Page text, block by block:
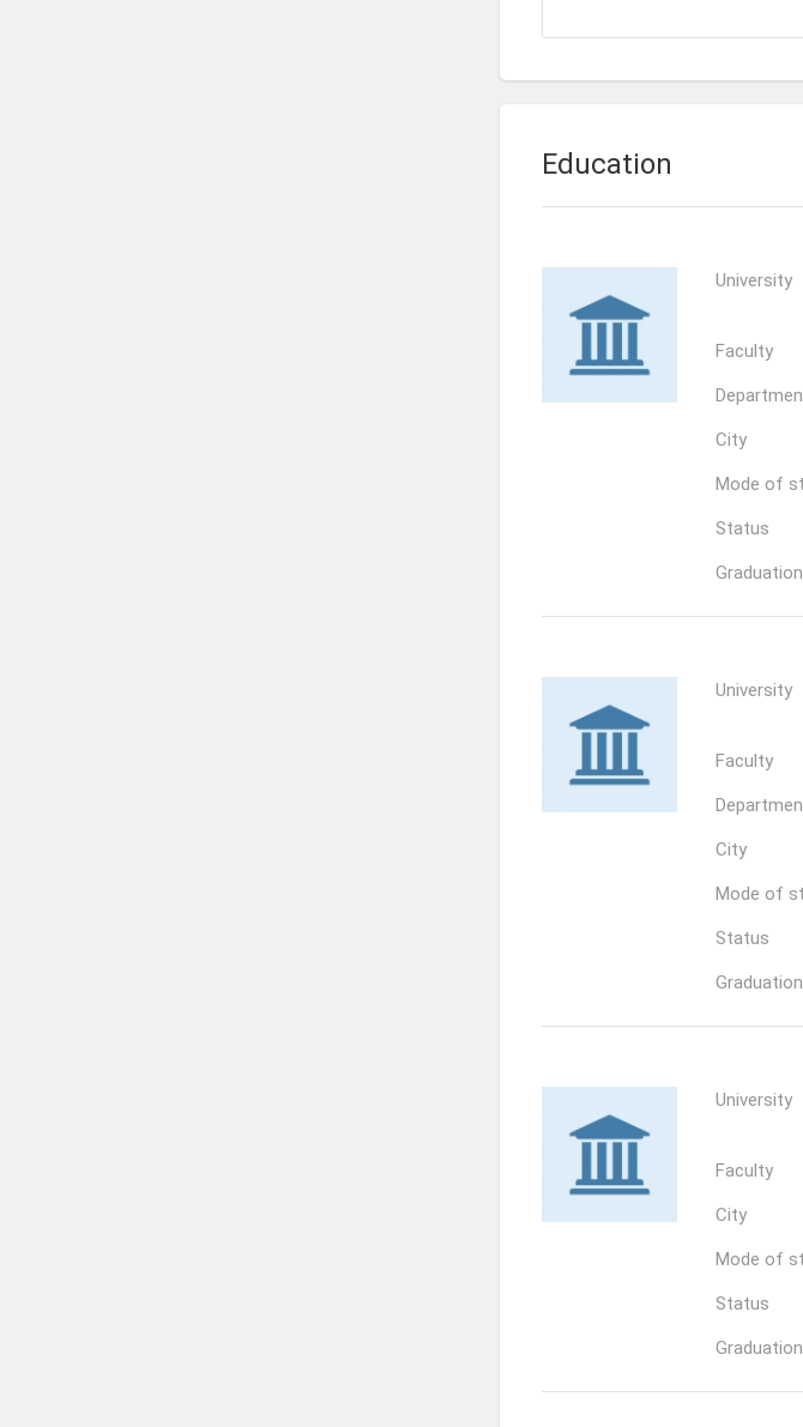
Education
University
Faculty
City
Mode of
Status
University
Faculty
City
Mode of
Status
University
Faculty
City
Mode of
Status